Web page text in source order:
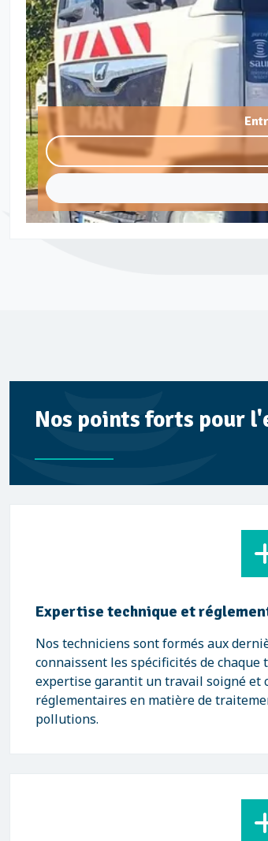
Nos points forts pour
Expertise technique et
Nos techniciens sont formés aux
connaissent les spécificités de
expertise garantit un travail soigné et
réglementaires en matière de
pollutions.